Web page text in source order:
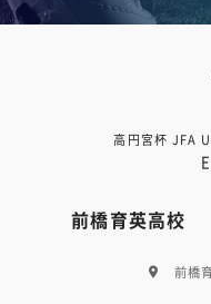
高円宮杯 JFA
前橋育英高校
前橋